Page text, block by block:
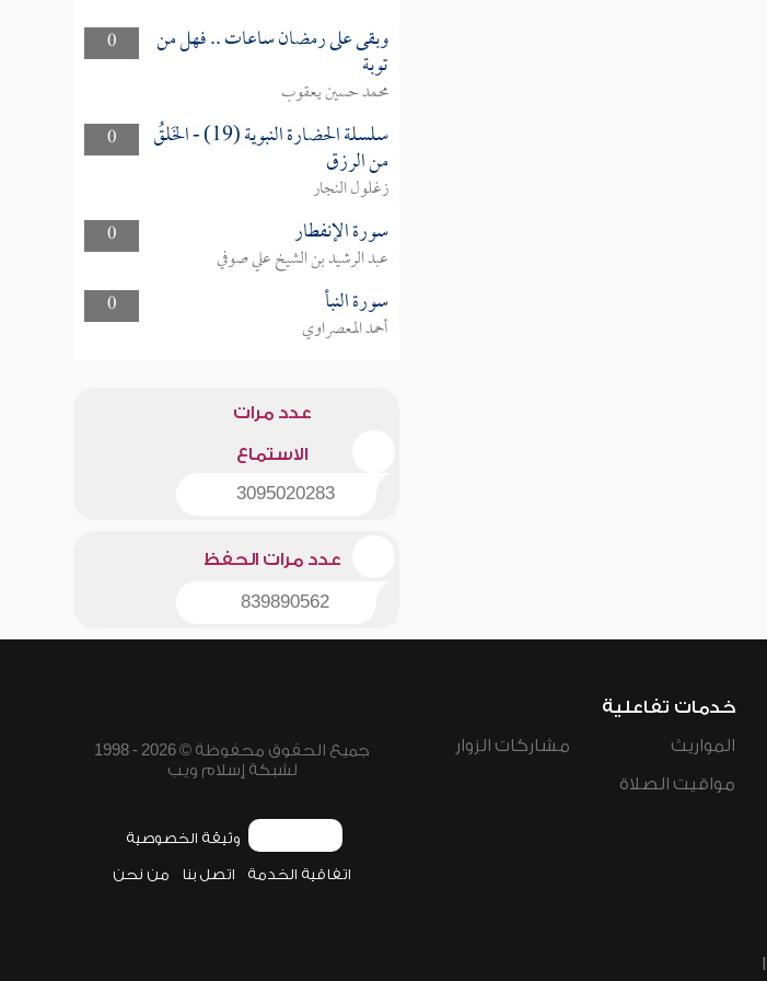
0 وبقى على رمضان ساعات .. فهل من
توبة
محمد حسين يعقوب
0
سلسلة الحضارة النبوية (19) - الخَلقُ
من الرزق
زغلول النجار
0
سورة الإنفطار
عبد الرشيد بن الشيخ علي صوفي
0
سورة النبأ
أحمد المعصراوي
عدد مرات
الاستماع
3095020283
عدد مرات الحفظ
839890562
خدمات تفاعلية
المواريث
مواقيت الصلاة
مشاركات الزوار
جميع الحقوق محفوظة © 2026 - 1998
لشبكة إسلام ويب
وثيقة الخصوصية
اتفاقية الخدمة اتصل بنا من نحن